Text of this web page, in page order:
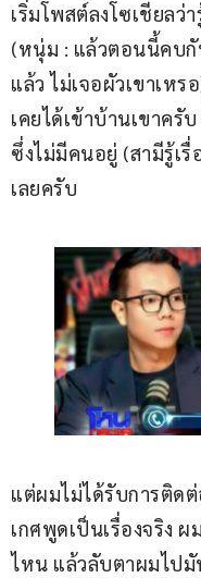
เริ่มโพสต์ลงโซเชียลว่
(หนุ่ม : แล้วตอนนี้คบ
แล้ว ไม่เจอผัวเขาเห
เคยได้เข้าบ้านเขาค
ซึ่งไม่มีคนอยู่ (สามีรู้เ
เลยครับ
แต่ผมไม่ได้รับการติดต่
เกศพูดเป็นเรื่องจริง
ไหน แล้วลับตาผมไปมั